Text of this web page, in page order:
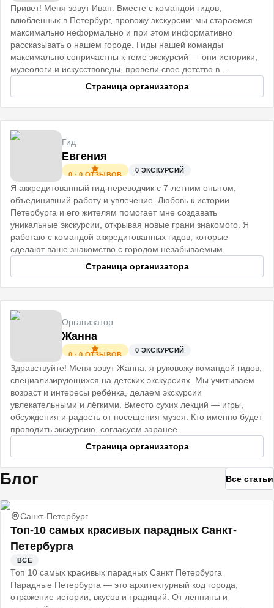
Привет! Меня зовут Иван. Вместе с командой гидов,
влюбленных в Петербург, провожу экскурсии: мы стараемся
максимально неформально и при этом информативно
рассказывать о нашем городе. Гиды нашей команды
максимально сопричастны к теме экскурсий — они историки,
музеологи и искусствоведы, провели свое детство в
старинных Петербургских домахСтраница организатора
Гид
Евгения
0 · 0 ОТЗЫВОВ
0 ЭКСКУРСИЙ
Я аккредитованный гид-переводчик с 7-летним опытом,
объединивший работу и увлечение. Любовь к истории
Петербурга и его жителям помогает мне создавать
уникальные экскурсии, открывая новые грани знакомого. Я
работаю с командой аккредитованных гидов, которые
сделают ваше знакомство с городом незабываемым.
Страница организатора
Организатор
Жанна
0 · 0 ОТЗЫВОВ
0 ЭКСКУРСИЙ
Здравствуйте! Меня зовут Жанна, я руковожу командой гидов,
специализирующихся на детских экскурсиях. Мы учитываем
возраст и интересы ребёнка, делаем экскурсии
увлекательными и лёгкими. Вместо сухих лекций — игры,
обсуждения и радость от посещения музея. Кто именно будет
проводить экскурсию, согласуем заранее.
Страница организатора
Блог Все статьи
Санкт-Петербург
Топ-10 самых красивых парадных Санкт-
Петербурга
ВСЁ
Топ 10 самых красивых парадных Санкт Петербурга
Парадные Петербурга — это архитектурный код города,
отражение истории, вкусов и традиций. От лепнины и